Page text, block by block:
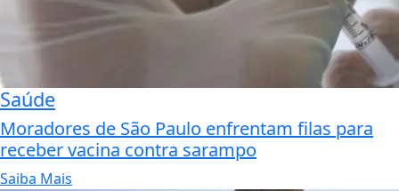
Saúde
Moradores de São Paulo enfrentam filas para
receber vacina contra sarampo
Saiba Mais